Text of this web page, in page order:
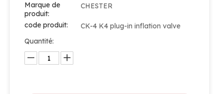
Marque de
produit:
CHESTER
code produit:
CK-4 K4 plug-in inflation valve
Quantité: